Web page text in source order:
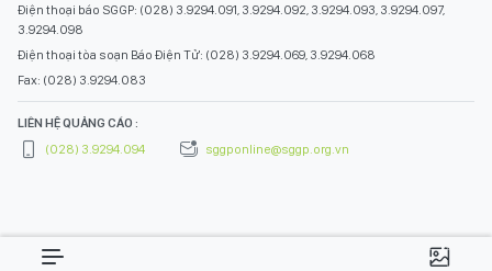
Điện thoại báo SGGP: (028) 3.9294.091, 3.9294.092, 3.9294.093, 3.9294.097,
3.9294.098
Điện thoại tòa soạn Báo Điện Tử: (028) 3.9294.069, 3.9294.068
Fax: (028) 3.9294.083
LIÊN HỆ QUẢNG CÁO :
(028) 3.9294.094
sggponline@sggp.org.vn